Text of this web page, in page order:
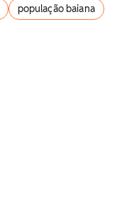
população baiana